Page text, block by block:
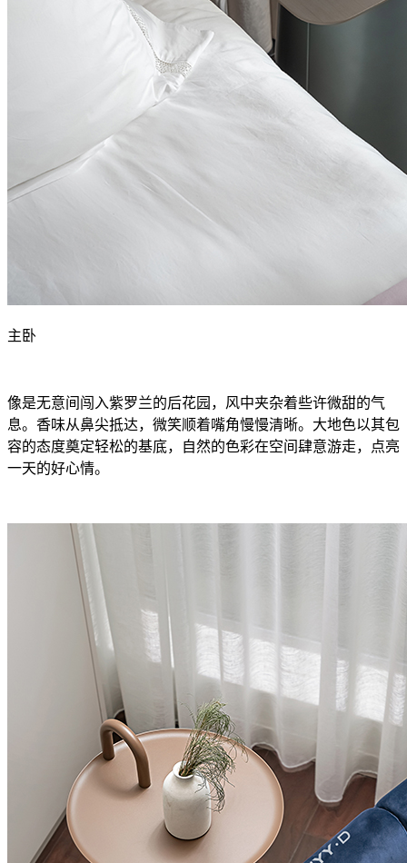
主卧
像是无意间闯入紫罗兰的后花园，风中夹杂着些许微甜的气
息。香味从鼻尖抵达，微笑顺着嘴角慢慢清晰。大地色以其包
容的态度奠定轻松的基底，自然的色彩在空间肆意游走，点亮
一天的好心情。